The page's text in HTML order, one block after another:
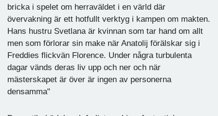
bricka i spelet om herraväldet i en värld där
övervakning är ett hotfullt verktyg i kampen om makten.
Hans hustru Svetlana är kvinnan som tar hand om allt
men som förlorar sin make när Anatolij förälskar sig i
Freddies flickvän Florence. Under några turbulenta
dagar vänds deras liv upp och ner och när
mästerskapet är över är ingen av personerna
densamma"